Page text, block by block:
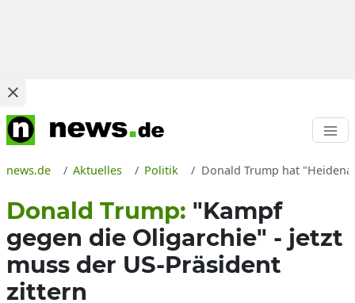
news.de Aktuelles Politik Donald Trump hat
Donald Trump: "Kampf
gegen die Oligarchie" - jetzt
muss der US-Präsident
zittern